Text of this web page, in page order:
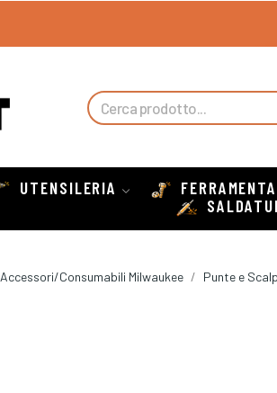
UTENSILERIA FERRAMENTA
Accessori/Consumabili Milwaukee Punte e